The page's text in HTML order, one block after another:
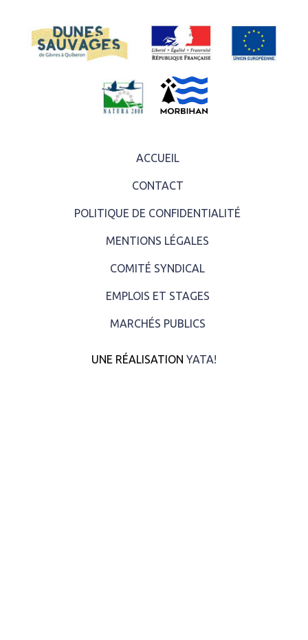
ACCUEIL
CONTACT
POLITIQUE DE CONFIDENTIALITÉ
MENTIONS LÉGALES
COMITÉ SYNDICAL
EMPLOIS ET STAGES
MARCHÉS PUBLICS
UNE RÉALISATION YATA!